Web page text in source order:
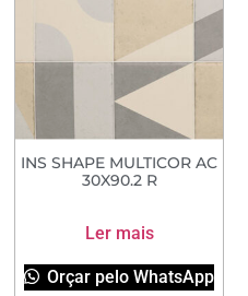
INS SHAPE MULTICOR AC
30X90.2 R
Ler mais
Orçar pelo WhatsApp